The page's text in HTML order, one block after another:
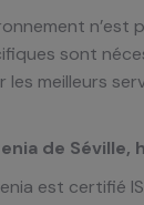
sont
meilleurs
de Séville,
est certifié